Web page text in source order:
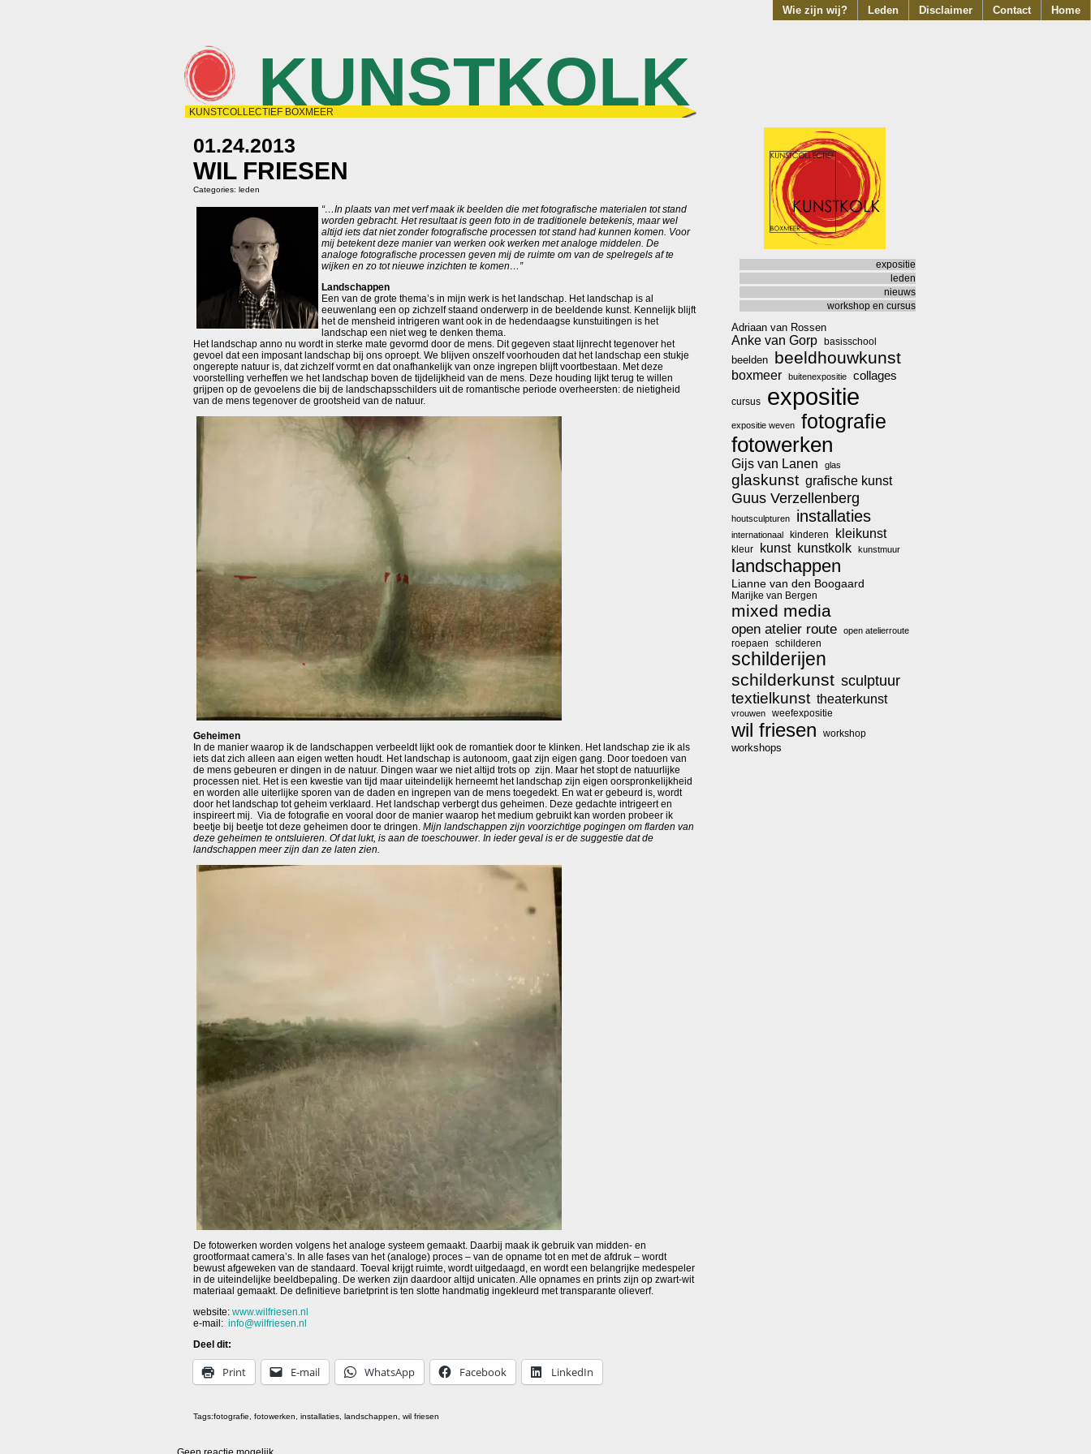
Home
Contact
Disclaimer
Leden
Wie zijn wij?
KUNSTKOLK
KUNSTCOLLECTIEF BOXMEER
01.24.2013
WIL FRIESEN
Categories: leden
“…In plaats van met verf maak ik beelden die met fotografische materialen tot stand
worden gebracht. Het resultaat is geen foto in de traditionele betekenis, maar wel
altijd iets dat niet zonder fotografische processen tot stand had kunnen komen. Voor
mij betekent deze manier van werken ook werken met analoge middelen. De
analoge fotografische processen geven mij de ruimte om van de spelregels af te
wijken en zo tot nieuwe inzichten te komen…”
Landschappen
Een van de grote thema’s in mijn werk is het landschap. Het landschap is al
eeuwenlang een op zichzelf staand onderwerp in de beeldende kunst. Kennelijk blijft
het de mensheid intrigeren want ook in de hedendaagse kunstuitingen is het
landschap een niet weg te denken thema.
Het landschap anno nu wordt in sterke mate gevormd door de mens. Dit gegeven staat lijnrecht tegenover het
gevoel dat een imposant landschap bij ons oproept. We blijven onszelf voorhouden dat het landschap een stukje
ongerepte natuur is, dat zichzelf vormt en dat onafhankelijk van onze ingrepen blijft voortbestaan. Met deze
voorstelling verheffen we het landschap boven de tijdelijkheid van de mens. Deze houding lijkt terug te willen
grijpen op de gevoelens die bij de landschapsschilders uit de romantische periode overheersten: de nietigheid
van de mens tegenover de grootsheid van de natuur.
Geheimen
In de manier waarop ik de landschappen verbeeldt lijkt ook de romantiek door te klinken. Het landschap zie ik als
iets dat zich alleen aan eigen wetten houdt. Het landschap is autonoom, gaat zijn eigen gang. Door toedoen van
de mens gebeuren er dingen in de natuur. Dingen waar we niet altijd trots op zijn. Maar het stopt de natuurlijke
processen niet. Het is een kwestie van tijd maar uiteindelijk herneemt het landschap zijn eigen oorspronkelijkheid
en worden alle uiterlijke sporen van de daden en ingrepen van de mens toegedekt. En wat er gebeurd is, wordt
door het landschap tot geheim verklaard. Het landschap verbergt dus geheimen. Deze gedachte intrigeert en
inspireert mij. Via de fotografie en vooral door de manier waarop het medium gebruikt kan worden probeer ik
beetje bij beetje tot deze geheimen door te dringen. Mijn landschappen zijn voorzichtige pogingen om flarden van
deze geheimen te ontsluieren. Of dat lukt, is aan de toeschouwer. In ieder geval is er de suggestie dat de
landschappen meer zijn dan ze laten zien.
De fotowerken worden volgens het analoge systeem gemaakt. Daarbij maak ik gebruik van midden- en
grootformaat camera’s. In alle fases van het (analoge) proces – van de opname tot en met de afdruk – wordt
bewust afgeweken van de standaard. Toeval krijgt ruimte, wordt uitgedaagd, en wordt een belangrijke medespeler
in de uiteindelijke beeldbepaling. De werken zijn daardoor altijd unicaten. Alle opnames en prints zijn op zwart-wit
materiaal gemaakt. De definitieve barietprint is ten slotte handmatig ingekleurd met transparante olieverf.
website: www.wilfriesen.nl
e-mail: info@wilfriesen.nl
Deel dit:
Print E-mail WhatsApp Facebook LinkedIn
Tags:fotografie fotowerken installaties landschappen wil friesen
expositie
leden
nieuws
workshop en cursus
Adriaan van Rossen
Anke van Gorp basisschool
beelden beeldhouwkunst
boxmeer buitenexpositie collages
cursus expositie
expositie weven fotografie
fotowerken
Gijs van Lanen glas
glaskunst grafische kunst
Guus Verzellenberg
houtsculpturen installaties
internationaal kinderen kleikunst
kleur kunst kunstkolk kunstmuur
landschappen
Lianne van den Boogaard
Marijke van Bergen
mixed media
open atelier route open atelierroute
roepaen schilderen
schilderijen
schilderkunst sculptuur
textielkunst theaterkunst
vrouwen weefexpositie
wil friesen workshop
workshops